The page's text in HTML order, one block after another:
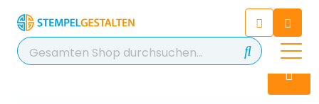
Chatten Sie 24/7 mit unserem
hilfreichen Chatbot
Kontakt
+49 2038 0480 403